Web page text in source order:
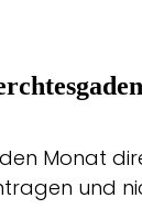
Monat
und